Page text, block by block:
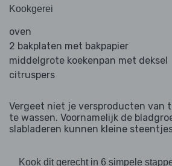
Kookgerei
oven
2 bakplaten met bakpapier
middelgrote koekenpan met deksel
citruspers
Vergeet niet je versproducten van
te wassen. Voornamelijk de
slabladeren kunnen kleine
Kook dit gerecht in 6 simpele